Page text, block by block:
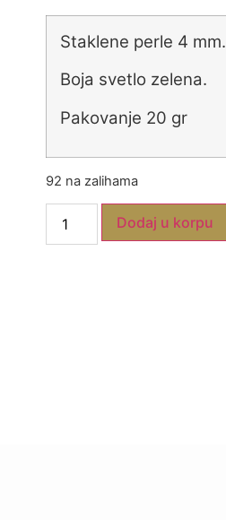
Staklene perle 4 mm.
Boja svetlo zelena.
Pakovanje 20 gr
92 na zalihama
Dodaj u korpu